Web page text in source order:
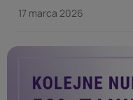
sieci w korzystnym
17 marca 2026